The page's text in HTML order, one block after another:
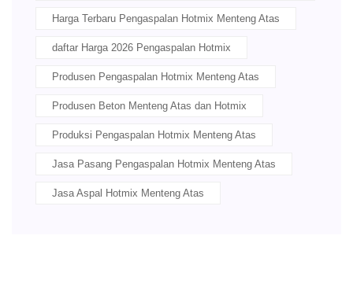
Harga Terbaru Pengaspalan Hotmix Menteng Atas
daftar Harga 2026 Pengaspalan Hotmix
Produsen Pengaspalan Hotmix Menteng Atas
Produsen Beton Menteng Atas dan Hotmix
Produksi Pengaspalan Hotmix Menteng Atas
Jasa Pasang Pengaspalan Hotmix Menteng Atas
Jasa Aspal Hotmix Menteng Atas